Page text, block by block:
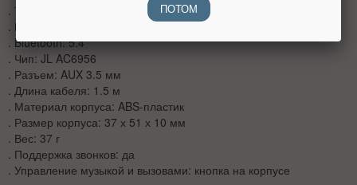
. Тип товара: автомобильный Bluetooth AUX адаптер, ресивер
. Модель: Hoco E150
. Bluetooth: 5.4
. Чип: JL AC6956
. Разъем: AUX 3.5 мм
. Длина кабеля: 1.5 м
. Материал корпуса: ABS-пластик
. Размер корпуса: 37 х 51 х 10 мм
. Вес: 37 г
. Поддержка звонков: да
. Управление музыкой и вызовами: кнопка на корпусе
ПОТОМ